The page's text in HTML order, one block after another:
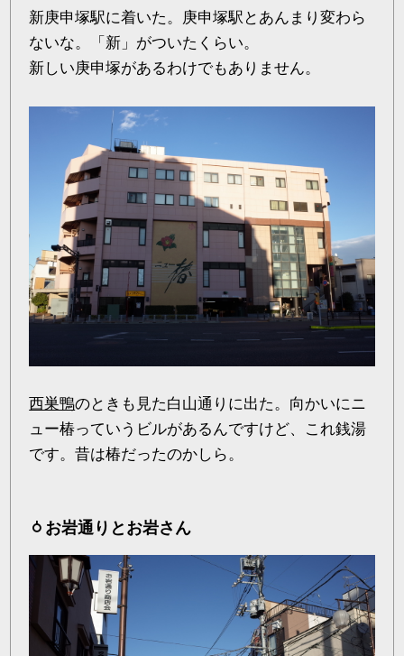
新庚申塚駅に着いた。庚申塚駅とあんまり変わら
ないな。「新」がついたくらい。
新しい庚申塚があるわけでもありません。
西巣鴨のときも見た白山通りに出た。向かいにニ
ュー椿っていうビルがあるんですけど、これ銭湯
です。昔は椿だったのかしら。
お岩通りとお岩さん